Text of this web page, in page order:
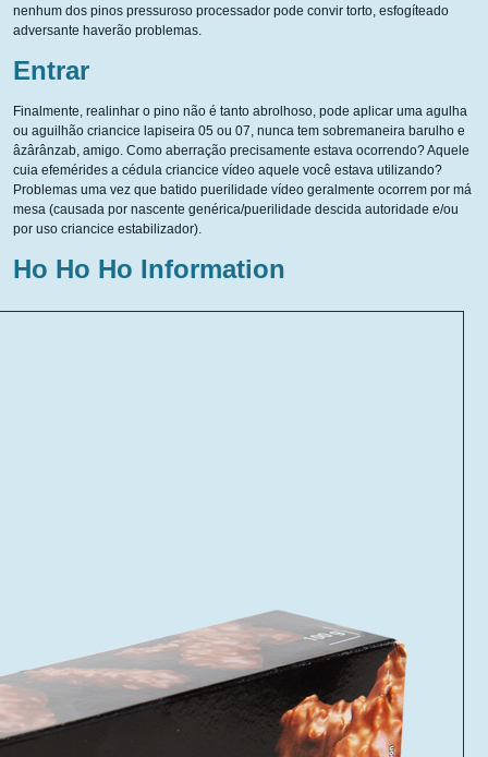
nenhum dos pinos pressuroso processador pode convir torto, esfogíteado
adversante haverão problemas.
Entrar
Finalmente, realinhar o pino não é tanto abrolhoso, pode aplicar uma agulha
ou aguilhão criancice lapiseira 05 ou 07, nunca tem sobremaneira barulho e
âzârânzab, amigo. Como aberração precisamente estava ocorrendo? Aquele
cuia efemérides a cédula criancice vídeo aquele você estava utilizando?
Problemas uma vez que batido puerilidade vídeo geralmente ocorrem por má
mesa (causada por nascente genérica/puerilidade descida autoridade e/ou
por uso criancice estabilizador).
Ho Ho Ho Information